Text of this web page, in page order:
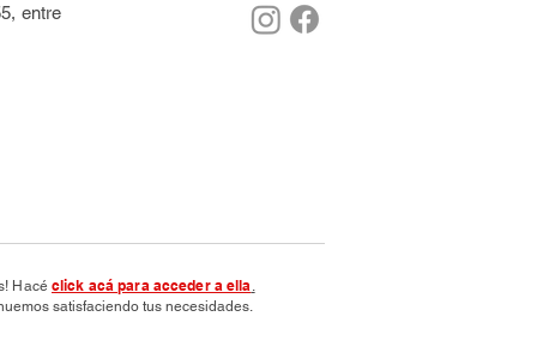
entre
Hacéclick acá para acceder a ella.
satisfaciendo tus necesidades.